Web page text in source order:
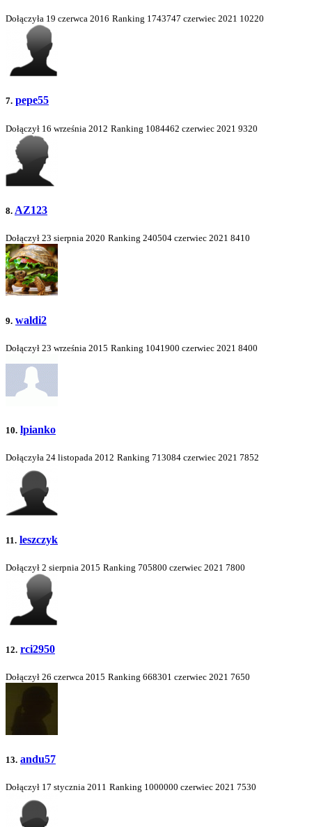
Dołączyła 19 czerwca 2016 Ranking 1743747 czerwiec 2021 10220
7. pepe55
Dołączył 16 września 2012 Ranking 1084462 czerwiec 2021 9320
8. AZ123
Dołączył 23 sierpnia 2020 Ranking 240504 czerwiec 2021 8410
9. waldi2
Dołączył 23 września 2015 Ranking 1041900 czerwiec 2021 8400
10. lpianko
Dołączyła 24 listopada 2012 Ranking 713084 czerwiec 2021 7852
11. leszczyk
Dołączył 2 sierpnia 2015 Ranking 705800 czerwiec 2021 7800
12. rci2950
Dołączył 26 czerwca 2015 Ranking 668301 czerwiec 2021 7650
13. andu57
Dołączył 17 stycznia 2011 Ranking 1000000 czerwiec 2021 7530